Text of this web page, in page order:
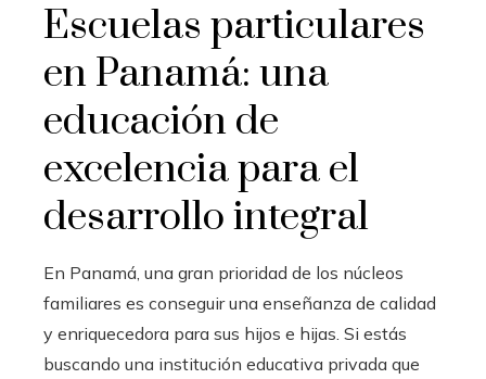
Escuelas particulares
en Panamá: una
educación de
excelencia para el
desarrollo integral
En Panamá, una gran prioridad de los núcleos
familiares es conseguir una enseñanza de calidad
y enriquecedora para sus hijos e hijas. Si estás
buscando una institución educativa privada que